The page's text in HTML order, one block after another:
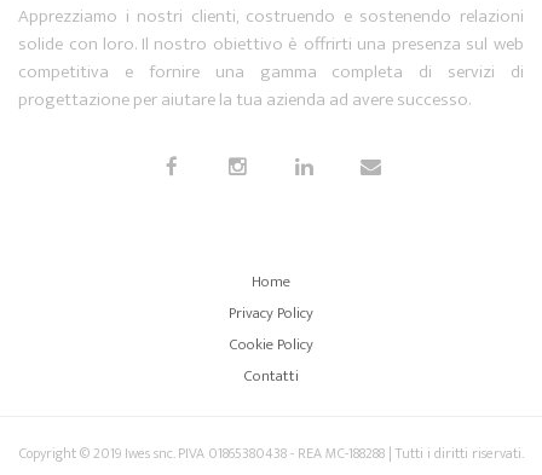
Apprezziamo i nostri clienti, costruendo e sostenendo relazioni
solide con loro. Il nostro obiettivo è offrirti una presenza sul web
competitiva e fornire una gamma completa di servizi di
progettazione per aiutare la tua azienda ad avere successo.
Home
Privacy Policy
Cookie Policy
Contatti
Copyright © 2019 Iwes snc. PIVA 01865380438 - REA MC-188288 | Tutti i diritti riservati.